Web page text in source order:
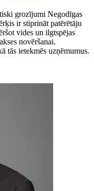
grozījumi Negodīgas
ir stiprināt patērētāju
vides un ilgtspējas
novēršanai.
tās ietekmēs uzņēmumus.